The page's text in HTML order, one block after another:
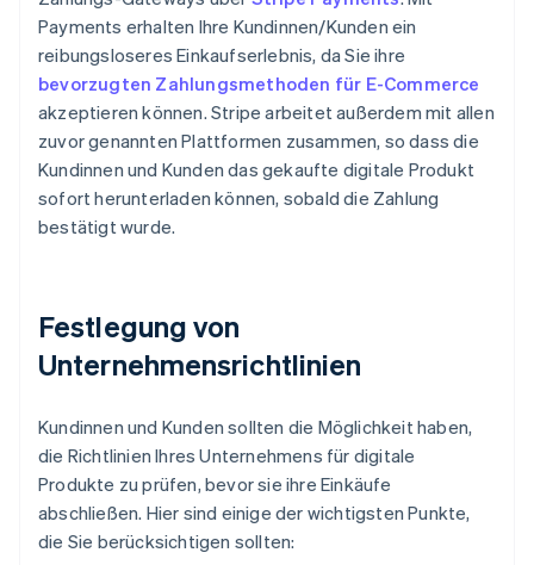
Payments erhalten Ihre Kundinnen/Kunden ein
reibungsloseres Einkaufserlebnis, da Sie ihre
bevorzugten Zahlungsmethoden für E-Commerce
akzeptieren können. Stripe arbeitet außerdem mit allen
zuvor genannten Plattformen zusammen, so dass die
Kundinnen und Kunden das gekaufte digitale Produkt
sofort herunterladen können, sobald die Zahlung
bestätigt wurde.
Festlegung von
Unternehmensrichtlinien
Kundinnen und Kunden sollten die Möglichkeit haben,
die Richtlinien Ihres Unternehmens für digitale
Produkte zu prüfen, bevor sie ihre Einkäufe
abschließen. Hier sind einige der wichtigsten Punkte,
die Sie berücksichtigen sollten: